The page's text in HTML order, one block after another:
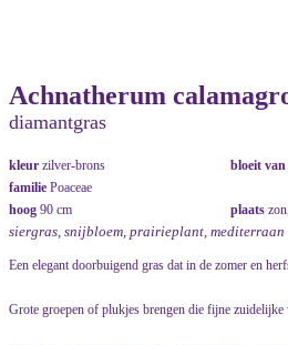
Achnatherum
diamantgras
kleur zilver-brons bloeit van
familie Poaceae
hoog 90 cm plaats
siergras, snijbloem, prairieplant, mediterraan
Een elegant doorbuigend gras dat in de zomer en
Grote groepen of plukjes brengen die fijne zuidelijke